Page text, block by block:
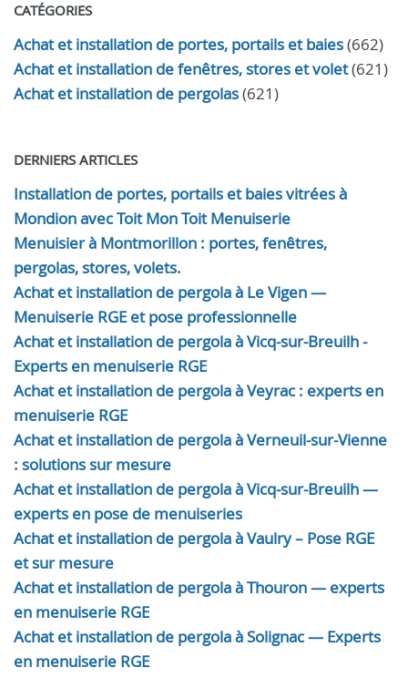
CATÉGORIES
Achat et installation de portes, portails et baies(662)
Achat et installation de fenêtres, stores et volet(621)
Achat et installation de pergolas(621)
DERNIERS ARTICLES
Installation de portes, portails et baies vitrées à
Mondion avec Toit Mon Toit Menuiserie
Menuisier à Montmorillon : portes, fenêtres,
pergolas, stores, volets.
Achat et installation de pergola à Le Vigen —
Menuiserie RGE et pose professionnelle
Achat et installation de pergola à Vicq-sur-Breuilh -
Experts en menuiserie RGE
Achat et installation de pergola à Veyrac : experts en
menuiserie RGE
Achat et installation de pergola à Verneuil-sur-Vienne
: solutions sur mesure
Achat et installation de pergola à Vicq-sur-Breuilh —
experts en pose de menuiseries
Achat et installation de pergola à Vaulry – Pose RGE
et sur mesure
Achat et installation de pergola à Thouron — experts
en menuiserie RGE
Achat et installation de pergola à Solignac — Experts
en menuiserie RGE